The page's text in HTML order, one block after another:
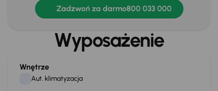
Zadzwoń za darmo800 033 000
Wyposażenie
Wnętrze
Aut. klimatyzacja